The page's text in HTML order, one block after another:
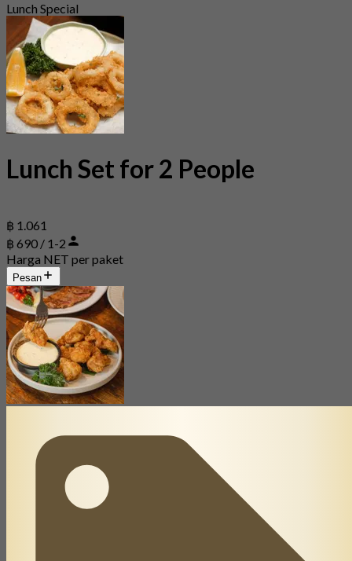
Lunch Special
Lunch Set for 2 People
฿ 1.061
฿ 690 / 1-2
Harga NET per paket
Pesan